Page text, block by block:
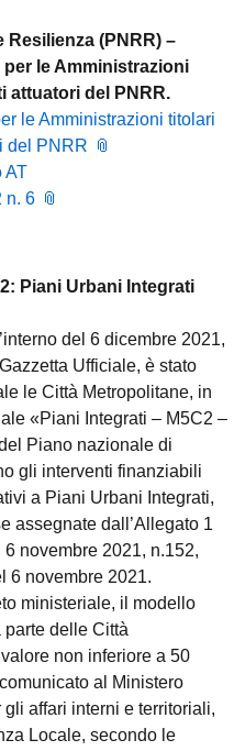
Resilienza (PNRR) –
le Amministrazioni
attuatori del PNRR.
le Amministrazioni titolari
del PNRR
AT
n. 6
Piani Urbani Integrati
del 6 dicembre 2021,
Ufficiale, è stato
le Città Metropolitane, in
«Piani Integrati – M5C2 –
Piano nazionale di
gli interventi finanziabili
a Piani Urbani Integrati,
assegnate dall’Allegato 1
novembre 2021, n.152,
6 novembre 2021.
ministeriale, il modello
parte delle Città
non inferiore a 50
al Ministero
affari interni e territoriali,
Locale, secondo le